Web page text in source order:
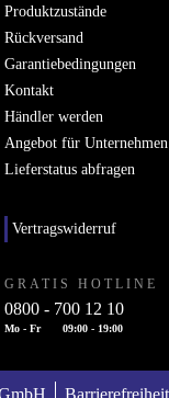
Produktzustände
Rückversand
Garantiebedingungen
Kontakt
Händler werden
Angebot für Unternehmen
Lieferstatus abfragen
Vertragswiderruf
GRATIS HOTLINE
0800 - 700 12 10
Mo - Fr 09:00 - 19:00
Barrierefreiheit